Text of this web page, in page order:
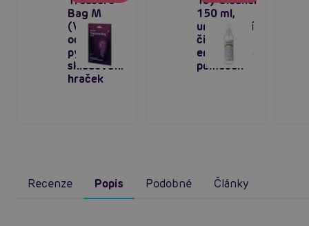
Bag M
(Violet),
ochranný
pytlík na
skladování
hraček
150 ml,
univerzální
čistič
erotických
pomůcek
Recenze Popis Podobné Články